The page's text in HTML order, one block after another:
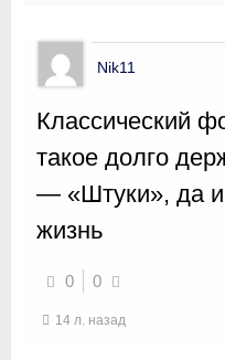
Nik11
Классический
такое долго
— «Штуки», да и
жизнь
0 0
14 л. назад